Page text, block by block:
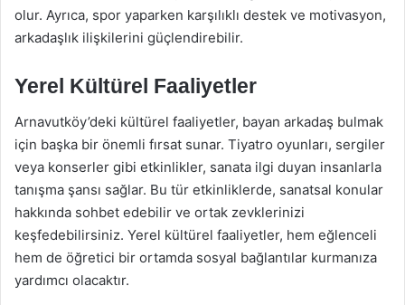
olur. Ayrıca, spor yaparken karşılıklı destek ve motivasyon,
arkadaşlık ilişkilerini güçlendirebilir.
Yerel Kültürel Faaliyetler
Arnavutköy’deki kültürel faaliyetler, bayan arkadaş bulmak
için başka bir önemli fırsat sunar. Tiyatro oyunları, sergiler
veya konserler gibi etkinlikler, sanata ilgi duyan insanlarla
tanışma şansı sağlar. Bu tür etkinliklerde, sanatsal konular
hakkında sohbet edebilir ve ortak zevklerinizi
keşfedebilirsiniz. Yerel kültürel faaliyetler, hem eğlenceli
hem de öğretici bir ortamda sosyal bağlantılar kurmanıza
yardımcı olacaktır.